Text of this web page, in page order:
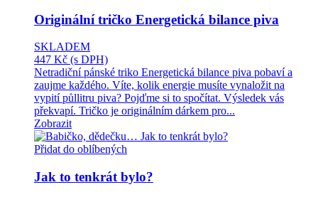
Originální tričko Energetická bilance piva
SKLADEM
447 Kč (s DPH)
Netradiční pánské triko Energetická bilance piva pobaví a
zaujme každého. Víte, kolik energie musíte vynaložit na
vypití půllitru piva? Pojďme si to spočítat. Výsledek vás
překvapí. Tričko je originálním dárkem pro...
Zobrazit
Přidat do oblíbených
Jak to tenkrát bylo?